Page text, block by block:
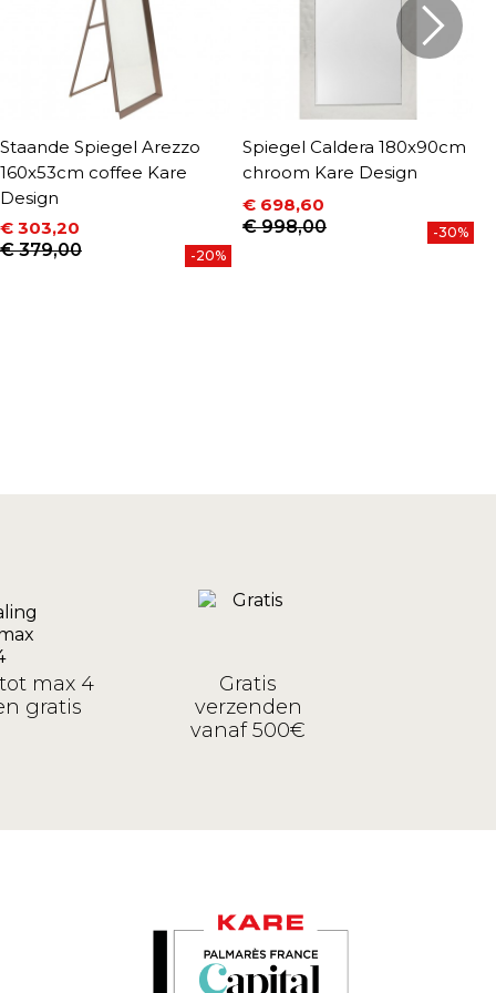
Staande Spiegel Arezzo
160x53cm coffee Kare
Design
Prijs
€ 303,20
Normale prijs
€ 379,00 -20%
Spiegel Caldera 180x90cm
chroom Kare Design
Prijs
€ 698,60
Normale prijs
€ 998,00 -30%
max 4
gratis
Gratis
verzenden
vanaf 500€